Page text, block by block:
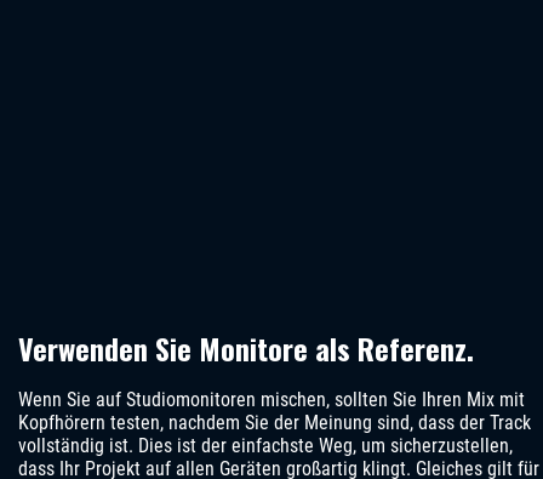
Verwenden Sie Monitore als Referenz.
Wenn Sie auf Studiomonitoren mischen, sollten Sie Ihren Mix mit
Kopfhörern testen, nachdem Sie der Meinung sind, dass der Track
vollständig ist. Dies ist der einfachste Weg, um sicherzustellen,
dass Ihr Projekt auf allen Geräten großartig klingt. Gleiches gilt für